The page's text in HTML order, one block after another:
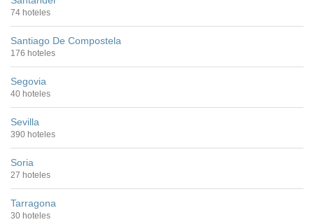
74 hoteles
Santiago De Compostela
176 hoteles
Segovia
40 hoteles
Sevilla
390 hoteles
Soria
27 hoteles
Tarragona
30 hoteles